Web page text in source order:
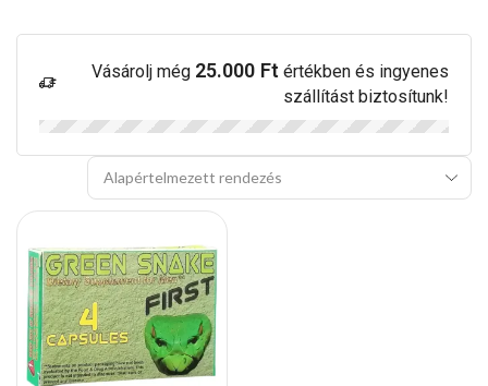
Vásárolj még 25.000 Ft értékben és ingyenes
szállítást biztosítunk!